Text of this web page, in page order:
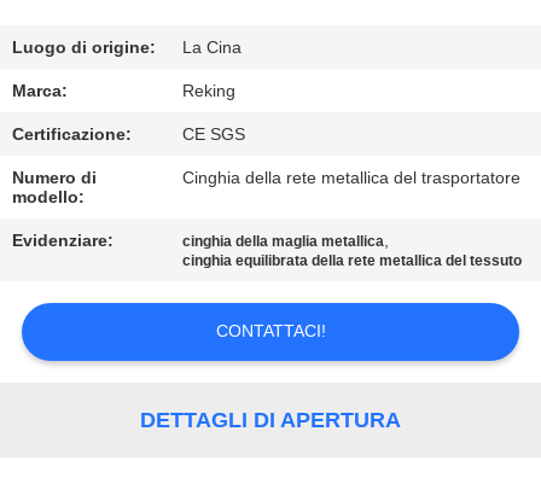
QUALITÀ
CONTATTICI
NOTIZIE
CITAZIONE
Luogo di origine: La Cina
Marca: Reking
Certificazione: CE SGS
Numero di
modello:
Cinghia della rete metallica del trasportatore
Evidenziare: cinghia della maglia metallica,
cinghia equilibrata della rete metallica del tessuto
CONTATTACI!
DETTAGLI DI APERTURA